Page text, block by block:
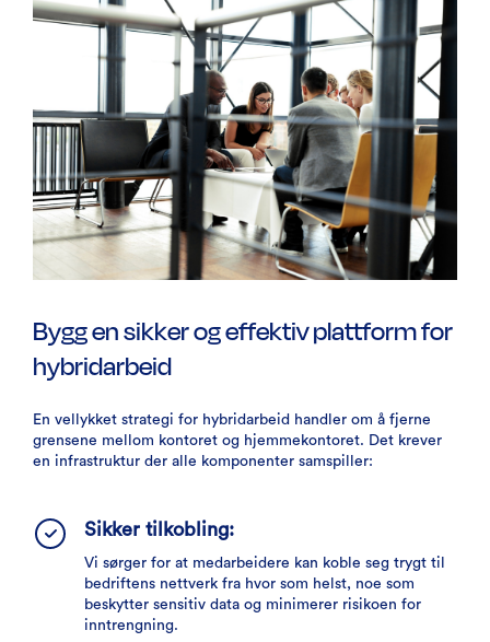
Bygg en sikker og effektiv plattform for
hybridarbeid
En vellykket strategi for hybridarbeid handler om å fjerne
grensene mellom kontoret og hjemmekontoret. Det krever
en infrastruktur der alle komponenter samspiller:
Sikker tilkobling:
Vi sørger for at medarbeidere kan koble seg trygt til
bedriftens nettverk fra hvor som helst, noe som
beskytter sensitiv data og minimerer risikoen for
inntrengning.